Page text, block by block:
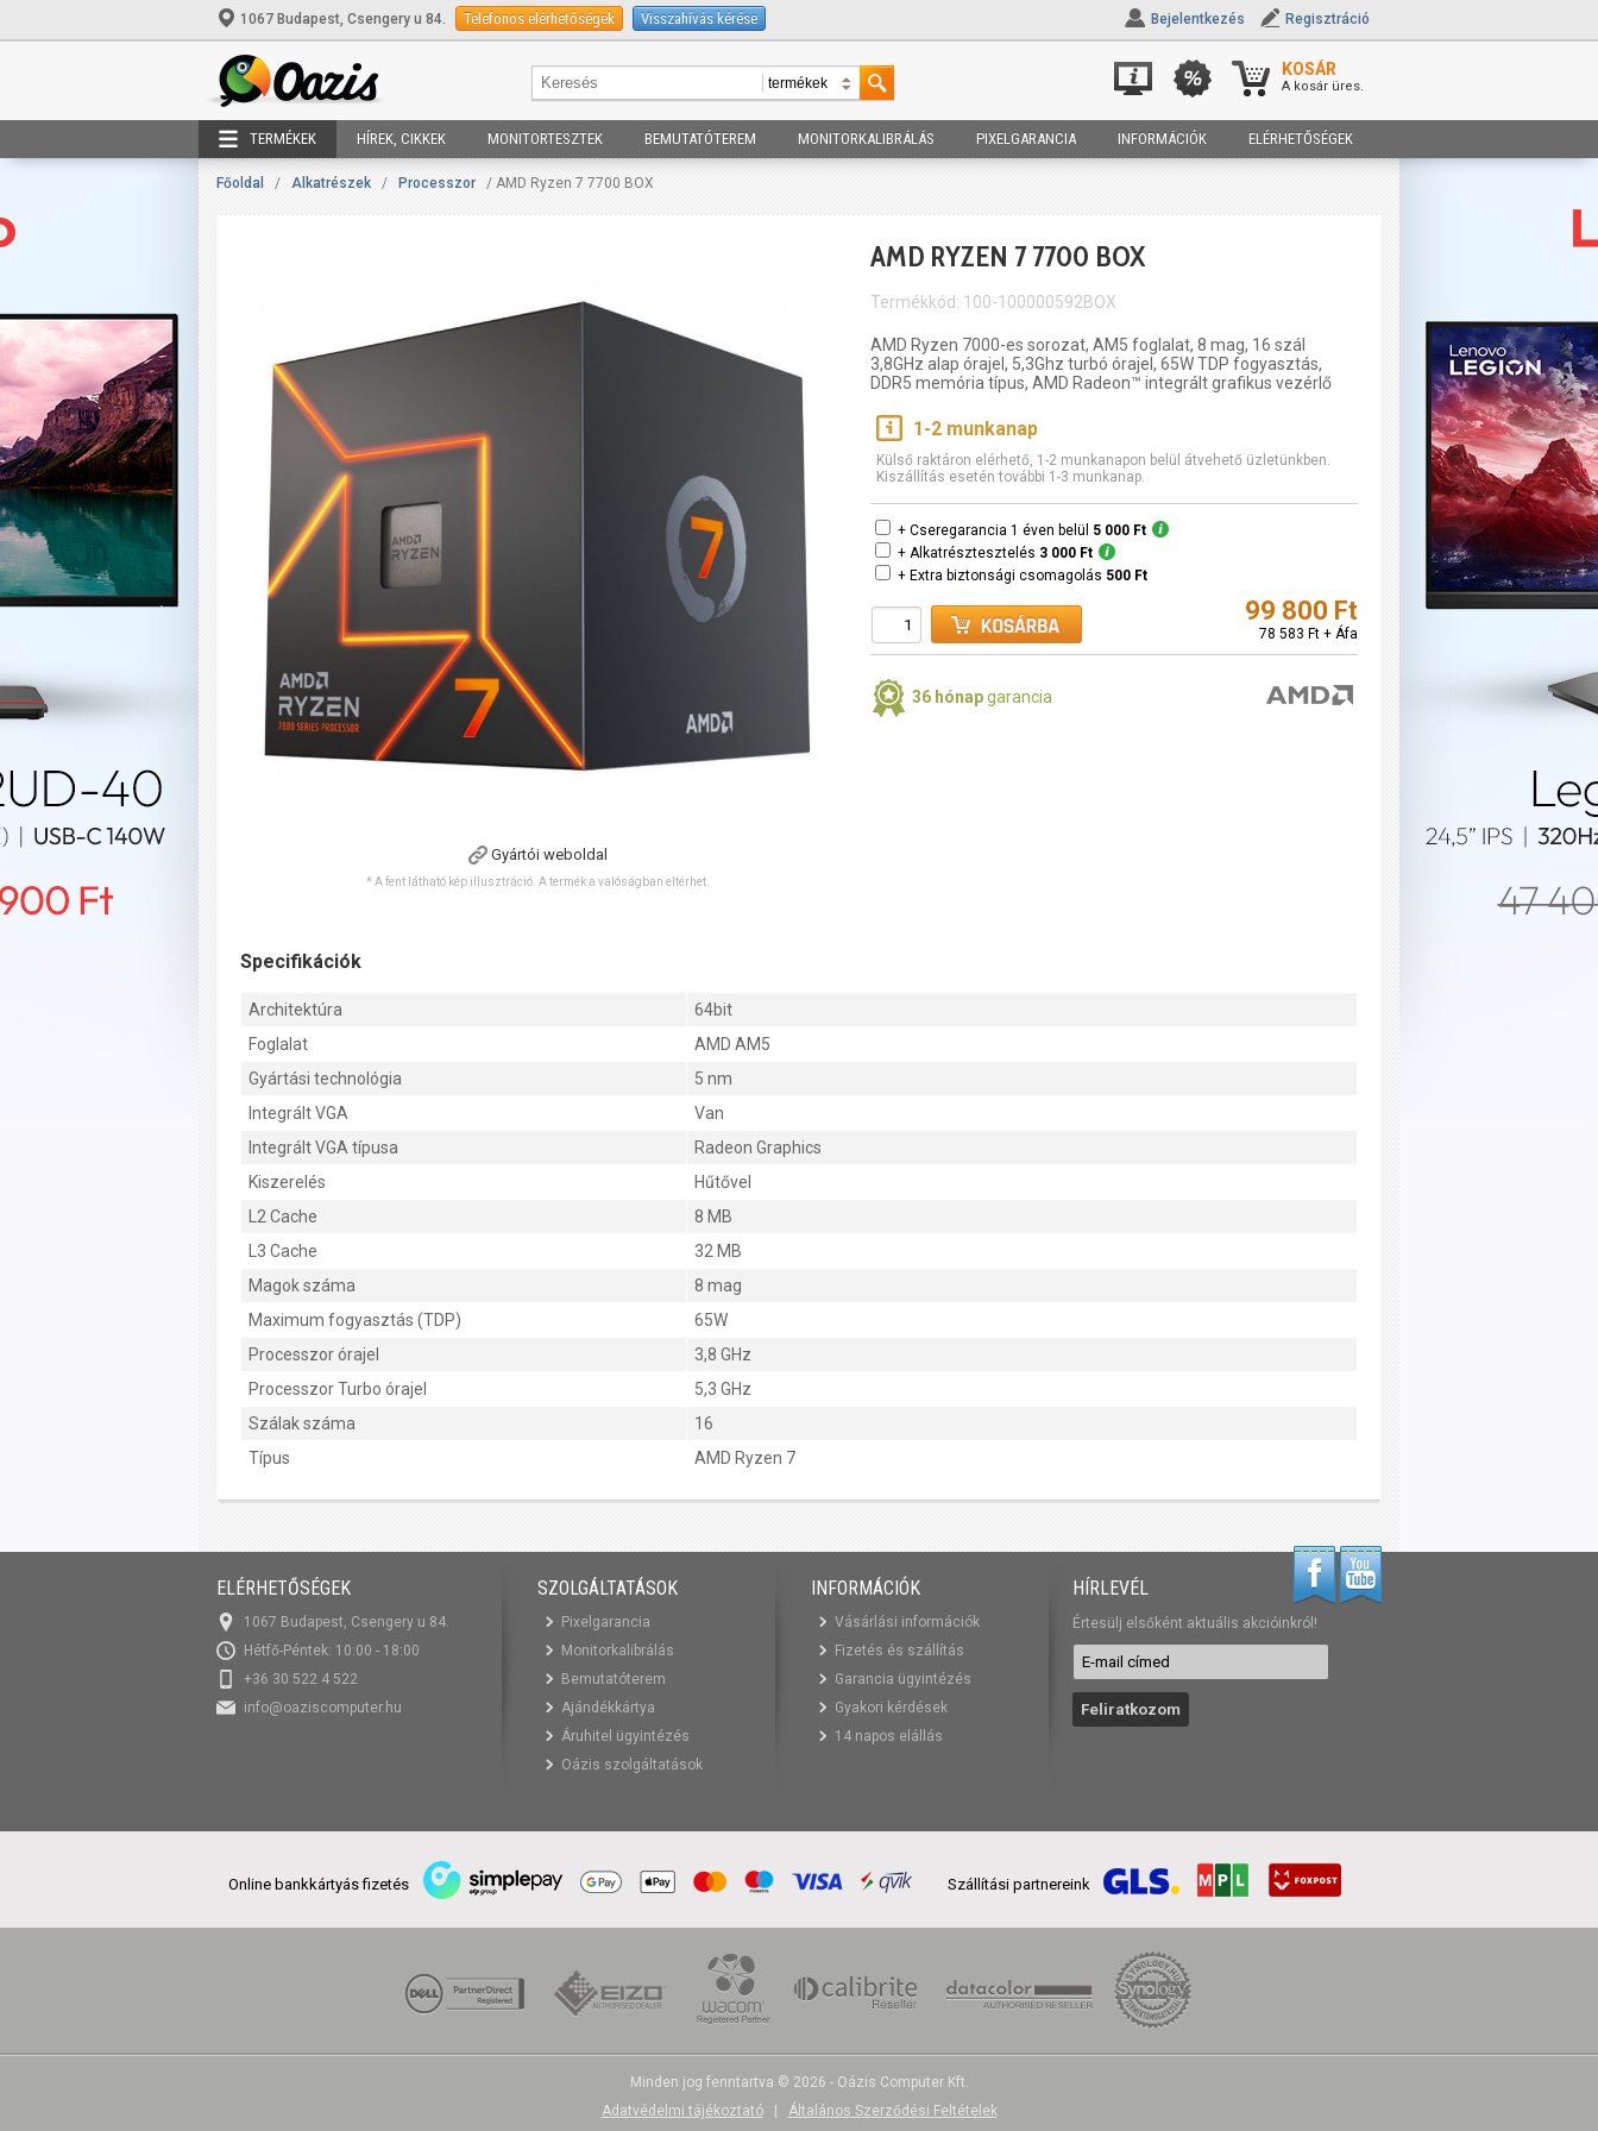
1067 Budapest, Csengery u 84. Telefonos elérhetőségek Visszahívás kérése Bejelentkezés Regisztráció
KOSÁR
A kosár üres.
TERMÉKEK HÍREK, CIKKEK MONITORTESZTEK BEMUTATÓTEREM MONITORKALIBRÁLÁS PIXELGARANCIA INFORMÁCIÓK ELÉRHETŐSÉGEK
Főoldal / Alkatrészek / Processzor / AMD Ryzen 7 7700 BOX
Gyártói weboldal
* A fent látható kép illusztráció. A termék a valóságban eltérhet.
AMD RYZEN 7 7700 BOX
Termékkód: 100-100000592BOX
AMD Ryzen 7000-es sorozat, AM5 foglalat, 8 mag, 16 szál
3,8GHz alap órajel, 5,3Ghz turbó órajel, 65W TDP fogyasztás,
DDR5 memória típus, AMD Radeon™ integrált grafikus vezérlő
1-2 munkanap
Külső raktáron elérhető, 1-2 munkanapon belül átvehető üzletünkben.
Kiszállítás esetén további 1-3 munkanap.
+ Cseregarancia 1 éven belül 5 000 Ft
+ Alkatrésztesztelés 3 000 Ft
+ Extra biztonsági csomagolás 500 Ft
99 800 Ft
78 583 Ft + Áfa
36 hónapgarancia
Specifikációk
Architektúra
64bit
Foglalat
AMD AM5
Gyártási technológia
5 nm
Integrált VGA
Van
Integrált VGA típusa
Radeon Graphics
Kiszerelés
Hűtővel
L2 Cache
8 MB
L3 Cache
32 MB
Magok száma
8 mag
Maximum fogyasztás (TDP)
65W
Processzor órajel
3,8 GHz
Processzor Turbo órajel
5,3 GHz
Szálak száma
16
Típus
AMD Ryzen 7
ELÉRHETŐSÉGEK
1067 Budapest, Csengery u 84.
Hétfő-Péntek: 10:00 - 18:00
+36 30 522 4 522
info@oaziscomputer.hu
SZOLGÁLTATÁSOK
Pixelgarancia
Monitorkalibrálás
Bemutatóterem
Ajándékkártya
Áruhitel ügyintézés
Oázis szolgáltatások
INFORMÁCIÓK
Vásárlási információk
Fizetés és szállítás
Garancia ügyintézés
Gyakori kérdések
14 napos elállás
HÍRLEVÉL
Értesülj elsőként aktuális akcióinkról!
Online bankkártyás fizetés Szállítási partnereink
Minden jog fenntartva © 2026 - Oázis Computer Kft.
Adatvédelmi tájékoztató
Általános Szerződési Feltételek